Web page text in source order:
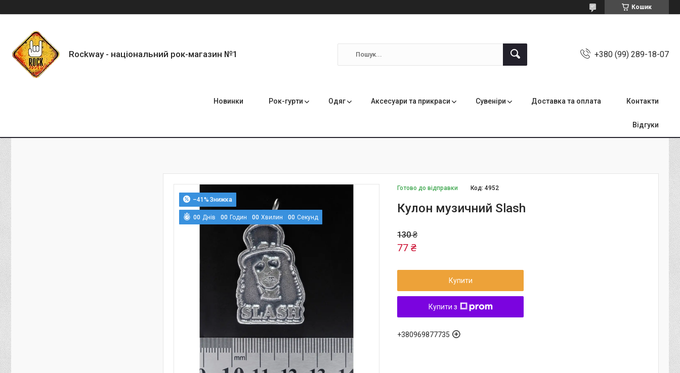
Кошик
Rockway - національний рок-магазин №1 +380 (99) 289-18-07
Новинки Рок-гурти Одяг Аксесуари та прикраси Сувеніри Доставка та оплата Контакти
Відгуки
–41%
00 Днів 00 Годин 00 Хвилин 00 Секунд
Готово до відправки Код:4952
Кулон музичний Slash
130 ₴
77 ₴
Купити
Купити з
+380969877735